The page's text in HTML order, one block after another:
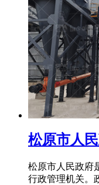
松原市人
松原市人民政府
行政管理机关。